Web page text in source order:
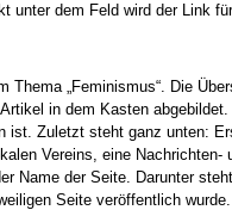
unter dem Feld wird der Link
Thema „Feminismus“. Die
in dem Kasten
ist. Zuletzt steht ganz unten:
Vereins, eine
Name der Seite. Darunter
Seite veröffentlich